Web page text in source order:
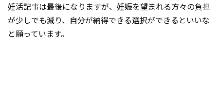
妊活記事は最後になりますが、妊娠を望まれる方々の負担
が少しでも減り、自分が納得できる選択ができるといいな
と願っています。